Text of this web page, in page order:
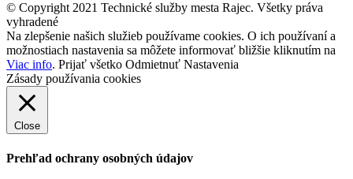
© Copyright 2021 Technické služby mesta Rajec. Všetky práva
vyhradené
Na zlepšenie našich služieb používame cookies. O ich používaní a
možnostiach nastavenia sa môžete informovať bližšie kliknutím na
Viac info. Prijať všetko Odmietnuť Nastavenia
Zásady používania cookies
Close
Prehľad ochrany osobných údajov